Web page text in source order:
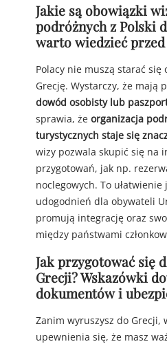
Jakie są obowiązki
podróżnych z Polski
warto wiedzieć
Polacy nie muszą starać się
Grecję. Wystarczy, że mają
dowód osobisty lub
sprawia, że organizacja
turystycznych staje się
wizy pozwala skupić się na
przygotowań, jak np.
noclegowych. To ułatwienie
udogodnień dla obywateli
promują integrację oraz
między państwami
Jak przygotować się
Grecji? Wskazówki
dokumentów i
Zanim wyruszysz do Grecji,
upewnienia się, że masz